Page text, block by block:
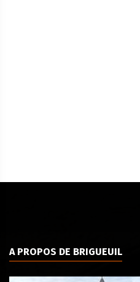
A PROPOS DE BRIGUEUIL